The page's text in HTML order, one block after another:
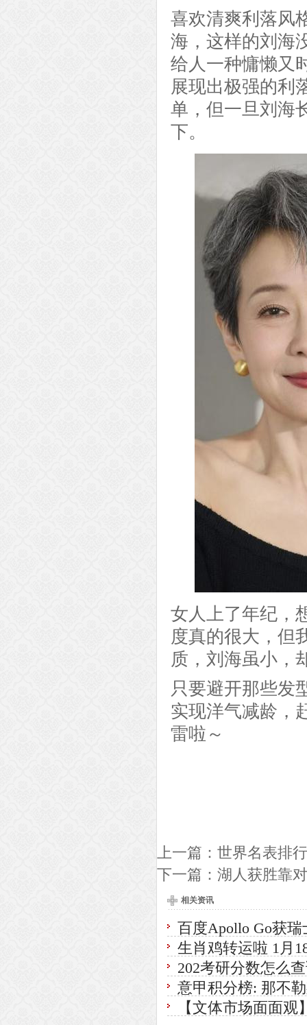
喜欢清爽利落风
海，这样的刘海
给人一种慵懒又
展现出极强的利
单，但一旦刘海
下。
女人上了年纪，
度真的很大，但
质，刘海虽小，
只要避开那些发
实现洋气减龄，
雷啦～
上一篇： 世界名表排
下一篇： 湖人获胜靠
相关资讯
百度Apollo Go获
生肖鸡转运啦 1月
202考研分数怎么
意甲积分榜: 那不
【文体市场面面